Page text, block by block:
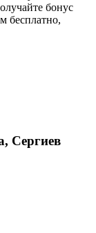
бонус
бесплатно,
Сергиев